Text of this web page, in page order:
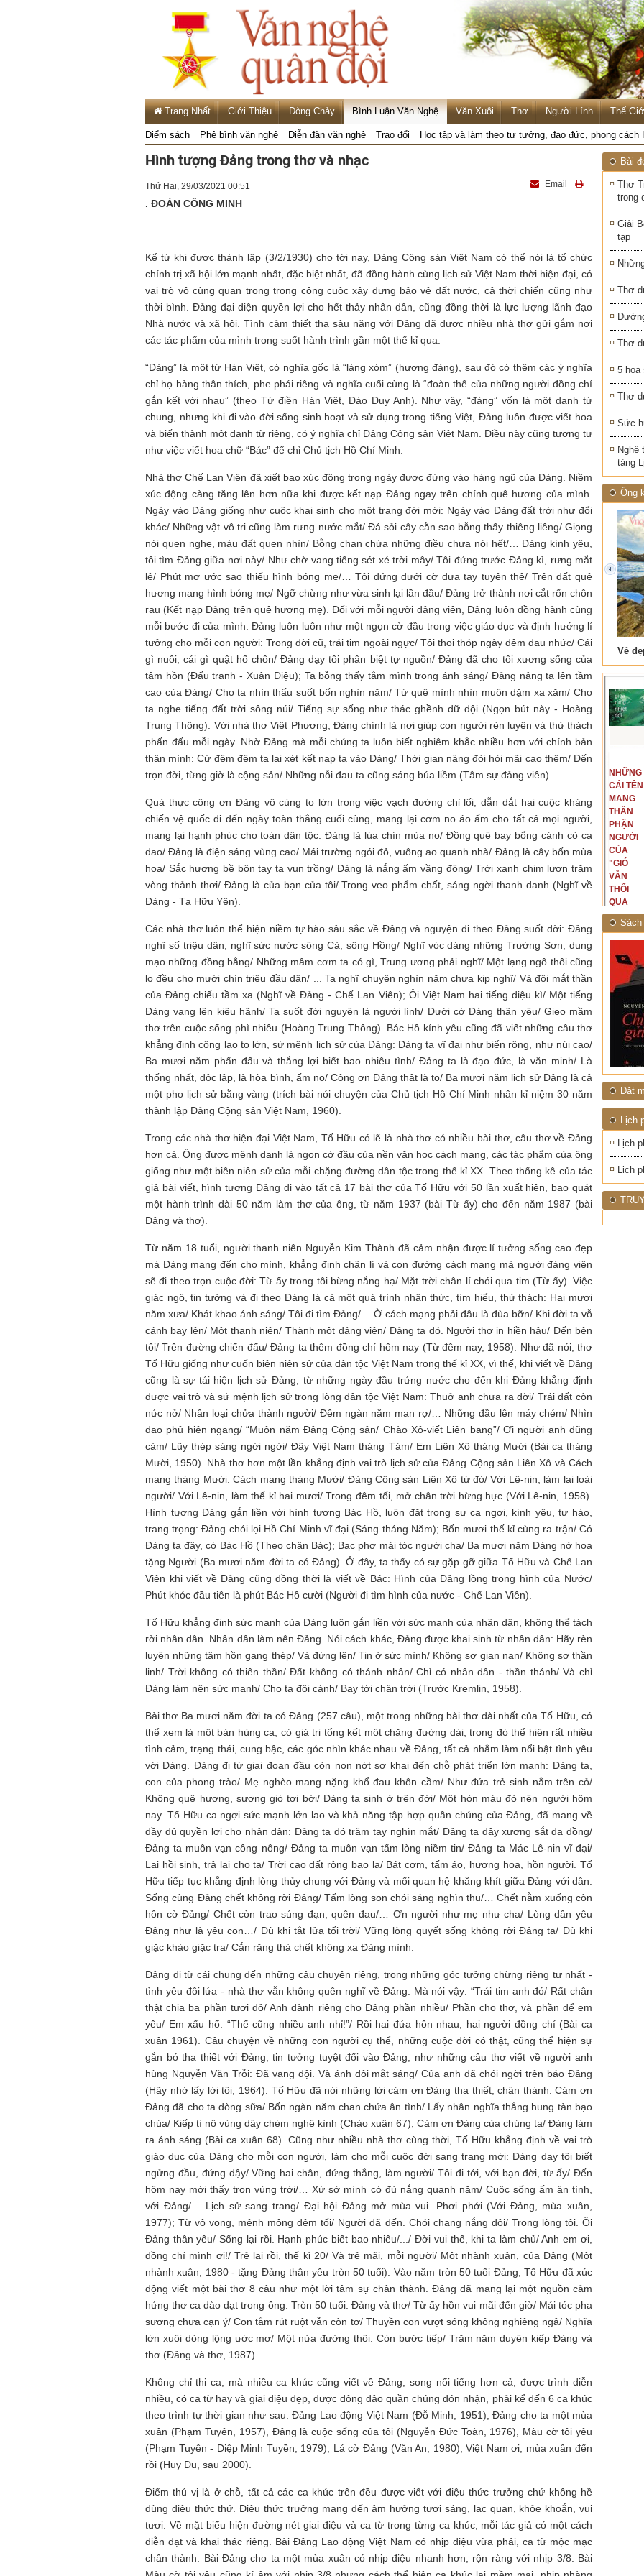
Trang Nhất Giới Thiệu Dòng Chảy Bình Luận Văn Nghệ Văn Xuôi Thơ Người Lính Thế
Điểm sách Phê bình văn nghệ Diễn đàn văn nghệ Trao đổi Học tập và làm theo tư tưởng, đạo đức, phong cách
Hình tượng Đảng trong thơ và nhạc
Thứ Hai, 29/03/2021 00:51 Email
. ĐOÀN CÔNG MINH
Kể từ khi được thành lập (3/2/1930) cho tới nay, Đảng Cộng sản Việt Nam có thể nói là tổ chức
chính trị xã hội lớn mạnh nhất, đặc biệt nhất, đã đồng hành cùng lịch sử Việt Nam thời hiện đại, có
vai trò vô cùng quan trọng trong công cuộc xây dựng bảo vệ đất nước, cả thời chiến cũng như
thời bình. Đảng đại diện quyền lợi cho hết thảy nhân dân, cũng đồng thời là lực lượng lãnh đạo
Nhà nước và xã hội. Tình cảm thiết tha sâu nặng với Đảng đã được nhiều nhà thơ gửi gắm nơi
các tác phẩm của mình trong suốt hành trình gần một thế kỉ qua.
“Đảng” là một từ Hán Việt, có nghĩa gốc là “làng xóm” (hương đảng), sau đó có thêm các ý nghĩa
chỉ họ hàng thân thích, phe phái riêng và nghĩa cuối cùng là “đoàn thể của những người đồng chí
gắn kết với nhau” (theo Từ điền Hán Việt, Đào Duy Anh). Như vậy, “đảng” vốn là một danh từ
chung, nhưng khi đi vào đời sống sinh hoạt và sử dụng trong tiếng Việt, Đảng luôn được viết hoa
và biến thành một danh từ riêng, có ý nghĩa chỉ Đảng Cộng sản Việt Nam. Điều này cũng tương tự
như việc viết hoa chữ “Bác” để chỉ Chủ tịch Hồ Chí Minh.
Nhà thơ Chế Lan Viên đã xiết bao xúc động trong ngày được đứng vào hàng ngũ của Đảng. Niềm
xúc động càng tăng lên hơn nữa khi được kết nạp Đảng ngay trên chính quê hương của mình.
Ngày vào Đảng giống như cuộc khai sinh cho một trang đời mới: Ngày vào Đảng đất trời như đổi
khác/ Những vật vô tri cũng làm rưng nước mắt/ Đá sỏi cây cằn sao bỗng thấy thiêng liêng/ Giọng
nói quen nghe, màu đất quen nhìn/ Bỗng chan chứa những điều chưa nói hết/… Đảng kính yêu,
tôi tìm Đảng giữa nơi này/ Như chờ vang tiếng sét xé trời mây/ Tôi đứng trước Đảng kì, rưng mắt
lệ/ Phút mơ ước sao thiếu hình bóng mẹ/… Tôi đứng dưới cờ đưa tay tuyên thệ/ Trên đất quê
hương mang hình bóng mẹ/ Ngỡ chừng như vừa sinh lại lần đầu/ Đảng trở thành nơi cắt rốn chôn
rau (Kết nạp Đảng trên quê hương mẹ). Đối với mỗi người đảng viên, Đảng luôn đồng hành cùng
mỗi bước đi của mình. Đảng luôn luôn như một ngọn cờ đầu trong việc giáo dục và định hướng lí
tưởng cho mỗi con người: Trong đời cũ, trái tim ngoài ngực/ Tôi thoi thóp ngày đêm đau nhức/ Cái
gì nuôi, cái gì quật hố chôn/ Đảng dạy tôi phân biệt tự nguồn/ Đảng đã cho tôi xương sống của
tâm hồn (Đấu tranh - Xuân Diệu); Ta bỗng thấy tắm mình trong ánh sáng/ Đảng nâng ta lên tầm
cao của Đảng/ Cho ta nhìn thấu suốt bốn nghìn năm/ Từ quê mình nhìn muôn dặm xa xăm/ Cho
ta nghe tiếng đất trời sông núi/ Tiếng sự sống như thác ghềnh dữ dội (Ngọn bút này - Hoàng
Trung Thông). Với nhà thơ Việt Phương, Đảng chính là nơi giúp con người rèn luyện và thử thách
phấn đấu mỗi ngày. Nhờ Đảng mà mỗi chúng ta luôn biết nghiêm khắc nhiều hơn với chính bản
thân mình: Cứ đêm đêm ta lại xét kết nạp ta vào Đảng/ Thời gian nâng đòi hỏi mãi cao thêm/ Đến
trọn đời, từng giờ là cộng sản/ Những nỗi đau ta cũng sáng búa liềm (Tâm sự đảng viên).
Quả thực công ơn Đảng vô cùng to lớn trong việc vạch đường chỉ lối, dẫn dắt hai cuộc kháng
chiến vệ quốc đi đến ngày toàn thắng cuối cùng, mang lại cơm no áo ấm cho tất cả mọi người,
mang lại hạnh phúc cho toàn dân tộc: Đảng là lúa chín mùa no/ Đồng quê bay bổng cánh cò ca
dao/ Đảng là điện sáng vùng cao/ Mái trường ngói đỏ, vuông ao quanh nhà/ Đảng là cây bốn mùa
hoa/ Sắc hương bề bộn tay ta vun trồng/ Đảng là nắng ấm vầng đông/ Trời xanh chim lượn trăm
vòng thảnh thơi/ Đảng là của bạn của tôi/ Trong veo phẩm chất, sáng ngời thanh danh (Nghĩ về
Đảng - Tạ Hữu Yên).
Các nhà thơ luôn thể hiện niềm tự hào sâu sắc về Đảng và nguyện đi theo Đảng suốt đời: Đảng
nghĩ số triệu dân, nghĩ sức nước sông Cả, sông Hồng/ Nghĩ vóc dáng những Trường Sơn, dung
mạo những đồng bằng/ Những mâm cơm ta có gì, Trung ương phải nghĩ/ Một lạng ngô thôi cũng
lo đều cho mười chín triệu đầu dân/ ... Ta nghĩ chuyện nghìn năm chưa kịp nghĩ/ Và đôi mắt thần
của Đảng chiếu tầm xa (Nghĩ về Đảng - Chế Lan Viên); Ôi Việt Nam hai tiếng diệu kì/ Một tiếng
Đảng vang lên kiêu hãnh/ Ta suốt đời nguyện là người lính/ Dưới cờ Đảng thân yêu/ Gieo mầm
thơ trên cuộc sống phì nhiêu (Hoàng Trung Thông). Bác Hồ kính yêu cũng đã viết những câu thơ
khẳng định công lao to lớn, sứ mệnh lịch sử của Đảng: Đảng ta vĩ đại như biển rộng, như núi cao/
Ba mươi năm phấn đấu và thắng lợi biết bao nhiêu tình/ Đảng ta là đạo đức, là văn minh/ Là
thống nhất, độc lập, là hòa bình, ấm no/ Công ơn Đảng thật là to/ Ba mươi năm lịch sử Đảng là cả
một pho lịch sử bằng vàng (trích bài nói chuyện của Chủ tịch Hồ Chí Minh nhân kỉ niệm 30 năm
thành lập Đảng Cộng sản Việt Nam, 1960).
Trong các nhà thơ hiện đại Việt Nam, Tố Hữu có lẽ là nhà thơ có nhiều bài thơ, câu thơ về Đảng
hơn cả. Ông được mệnh danh là ngọn cờ đầu của nền văn học cách mạng, các tác phẩm của ông
giống như một biên niên sử của mỗi chặng đường dân tộc trong thế kỉ XX. Theo thống kê của tác
giả bài viết, hình tượng Đảng đi vào tất cả 17 bài thơ của Tố Hữu với 50 lần xuất hiện, bao quát
một hành trình dài 50 năm làm thơ của ông, từ năm 1937 (bài Từ ấy) cho đến năm 1987 (bài
Đảng và thơ).
Từ năm 18 tuổi, người thanh niên Nguyễn Kim Thành đã cảm nhận được lí tưởng sống cao đẹp
mà Đảng mang đến cho mình, khẳng định chân lí và con đường cách mạng mà người đảng viên
sẽ đi theo trọn cuộc đời: Từ ấy trong tôi bừng nắng hạ/ Mặt trời chân lí chói qua tim (Từ ấy). Việc
giác ngộ, tin tưởng và đi theo Đảng là cả một quá trình nhận thức, tìm hiểu, thử thách: Hai mươi
năm xưa/ Khát khao ánh sáng/ Tôi đi tìm Đảng/… Ờ cách mạng phải đâu là đùa bỡn/ Khi đời ta vỗ
cánh bay lên/ Một thanh niên/ Thành một đảng viên/ Đảng ta đó. Người thợ in hiền hậu/ Đến bên
tôi/ Trên đường chiến đấu/ Đảng ta thêm đồng chí hôm nay (Từ đêm nay, 1958). Như đã nói, thơ
Tố Hữu giống như cuốn biên niên sử của dân tộc Việt Nam trong thế kỉ XX, vì thế, khi viết về Đảng
cũng là sự tái hiện lịch sử Đảng, từ những ngày đầu trứng nước cho đến khi Đảng khẳng định
được vai trò và sứ mệnh lịch sử trong lòng dân tộc Việt Nam: Thuở anh chưa ra đời/ Trái đất còn
nức nở/ Nhân loại chửa thành người/ Đêm ngàn năm man rợ/… Những đầu lên máy chém/ Nhìn
đao phủ hiên ngang/ “Muôn năm Đảng Cộng sản/ Chào Xô-viết Liên bang”/ Ơi người anh dũng
cảm/ Lũy thép sáng ngời ngời/ Đây Việt Nam tháng Tám/ Em Liên Xô tháng Mười (Bài ca tháng
Mười, 1950). Nhà thơ hơn một lần khẳng định vai trò lịch sử của Đảng Cộng sản Liên Xô và Cách
mạng tháng Mười: Cách mạng tháng Mười/ Đảng Cộng sản Liên Xô từ đó/ Với Lê-nin, làm lại loài
người/ Với Lê-nin, làm thế kỉ hai mươi/ Trong đêm tối, mở chân trời hừng hực (Với Lê-nin, 1958).
Hình tượng Đảng gắn liền với hình tượng Bác Hồ, luôn đặt trong sự ca ngợi, kính yêu, tự hào,
trang trọng: Đảng chói lọi Hồ Chí Minh vĩ đại (Sáng tháng Năm); Bốn mươi thế kỉ cùng ra trận/ Có
Đảng ta đây, có Bác Hồ (Theo chân Bác); Bạc phơ mái tóc người cha/ Ba mươi năm Đảng nở hoa
tặng Người (Ba mươi năm đời ta có Đảng). Ở đây, ta thấy có sự gặp gỡ giữa Tố Hữu và Chế Lan
Viên khi viết về Đảng cũng đồng thời là viết về Bác: Hình của Đảng lồng trong hình của Nước/
Phút khóc đầu tiên là phút Bác Hồ cười (Người đi tìm hình của nước - Chế Lan Viên).
Tố Hữu khẳng định sức mạnh của Đảng luôn gắn liền với sức mạnh của nhân dân, không thể tách
rời nhân dân. Nhân dân làm nên Đảng. Nói cách khác, Đảng được khai sinh từ nhân dân: Hãy rèn
luyện những tâm hồn gang thép/ Và đứng lên/ Tin ở sức mình/ Không sợ gian nan/ Không sợ thần
linh/ Trời không có thiên thần/ Đất không có thánh nhân/ Chỉ có nhân dân - thần thánh/ Và chỉ
Đảng làm nên sức mạnh/ Cho ta đôi cánh/ Bay tới chân trời (Trước Kremlin, 1958).
Bài thơ Ba mươi năm đời ta có Đảng (257 câu), một trong những bài thơ dài nhất của Tố Hữu, có
thể xem là một bản hùng ca, có giá trị tổng kết một chặng đường dài, trong đó thể hiện rất nhiều
tình cảm, trạng thái, cung bậc, các góc nhìn khác nhau về Đảng, tất cả nhằm làm nổi bật tình yêu
với Đảng. Đảng đi từ giai đoạn đầu còn non nớt sơ khai đến chỗ phát triển lớn mạnh: Đảng ta,
con của phong trào/ Mẹ nghèo mang nặng khổ đau khôn cầm/ Như đứa trẻ sinh nằm trên cỏ/
Không quê hương, sương gió tơi bời/ Đảng ta sinh ở trên đời/ Một hòn máu đỏ nên người hôm
nay. Tố Hữu ca ngợi sức mạnh lớn lao và khả năng tập hợp quần chúng của Đảng, đã mang về
đầy đủ quyền lợi cho nhân dân: Đảng ta đó trăm tay nghìn mắt/ Đảng ta đây xương sắt da đồng/
Đảng ta muôn vạn công nông/ Đảng ta muôn vạn tấm lòng niềm tin/ Đảng ta Mác Lê-nin vĩ đại/
Lại hồi sinh, trả lại cho ta/ Trời cao đất rộng bao la/ Bát cơm, tấm áo, hương hoa, hồn người. Tố
Hữu tiếp tục khẳng định lòng thủy chung với Đảng và mối quan hệ khăng khít giữa Đảng với dân:
Sống cùng Đảng chết không rời Đảng/ Tấm lòng son chói sáng nghìn thu/… Chết nằm xuống còn
hôn cờ Đảng/ Chết còn trao súng đạn, quên đau/… Ơn người như mẹ như cha/ Lòng dân yêu
Đảng như là yêu con…/ Dù khi tắt lửa tối trời/ Vững lòng quyết sống không rời Đảng ta/ Dù khi
giặc khảo giặc tra/ Cắn răng thà chết không xa Đảng mình.
Đảng đi từ cái chung đến những câu chuyện riêng, trong những góc tưởng chừng riêng tư nhất -
tình yêu đôi lứa - nhà thơ vẫn không quên nghĩ về Đảng: Mà nói vậy: “Trái tim anh đó/ Rất chân
thật chia ba phần tươi đỏ/ Anh dành riêng cho Đảng phần nhiều/ Phần cho thơ, và phần để em
yêu/ Em xấu hổ: “Thế cũng nhiều anh nhỉ!”/ Rồi hai đứa hôn nhau, hai người đồng chí (Bài ca
xuân 1961). Câu chuyện về những con người cụ thể, những cuộc đời có thật, cũng thể hiện sự
gắn bó tha thiết với Đảng, tin tưởng tuyệt đối vào Đảng, như những câu thơ viết về người anh
hùng Nguyễn Văn Trỗi: Đã vang dội. Và ánh đôi mắt sáng/ Của anh đã chói ngời trên báo Đảng
(Hãy nhớ lấy lời tôi, 1964). Tố Hữu đã nói những lời cám ơn Đảng tha thiết, chân thành: Cám ơn
Đảng đã cho ta dòng sữa/ Bốn ngàn năm chan chứa ân tình/ Lấy nhân nghĩa thắng hung tàn bạo
chúa/ Kiếp tì nô vùng dậy chém nghê kình (Chào xuân 67); Cảm ơn Đảng của chúng ta/ Đảng làm
ra ánh sáng (Bài ca xuân 68). Cũng như nhiều nhà thơ cùng thời, Tố Hữu khẳng định về vai trò
giáo dục của Đảng cho mỗi con người, làm cho mỗi cuộc đời sang trang mới: Đảng dạy tôi biết
ngửng đầu, đứng dậy/ Vững hai chân, đứng thẳng, làm người/ Tôi đi tới, với bạn đời, từ ấy/ Đến
hôm nay mới thấy trọn vùng trời/… Xứ sở mình có đủ nắng quanh năm/ Cuộc sống ấm ân tình,
với Đảng/… Lịch sử sang trang/ Đại hội Đảng mở mùa vui. Phơi phới (Với Đảng, mùa xuân,
1977); Từ vô vọng, mênh mông đêm tối/ Người đã đến. Chói chang nắng dội/ Trong lòng tôi. Ôi
Đảng thân yêu/ Sống lại rồi. Hạnh phúc biết bao nhiêu/.../ Đời vui thế, khi ta làm chủ/ Anh em ơi,
đồng chí mình ơi!/ Trẻ lại rồi, thế kỉ 20/ Và trẻ mãi, mỗi người/ Một nhành xuân, của Đảng (Một
nhành xuân, 1980 - tặng Đảng thân yêu tròn 50 tuổi). Vào năm tròn 50 tuổi Đảng, Tố Hữu đã xúc
động viết một bài thơ 8 câu như một lời tâm sự chân thành. Đảng đã mang lại một nguồn cảm
hứng thơ ca dào dạt trong ông: Tròn 50 tuổi: Đảng và thơ/ Từ ấy hồn vui mãi đến giờ/ Mái tóc pha
sương chưa cạn ý/ Con tằm rút ruột vẫn còn tơ/ Thuyền con vượt sóng không nghiêng ngả/ Nghĩa
lớn xuôi dòng lộng ước mơ/ Một nửa đường thôi. Còn bước tiếp/ Trăm năm duyên kiếp Đảng và
thơ (Đảng và thơ, 1987).
Không chỉ thi ca, mà nhiều ca khúc cũng viết về Đảng, song nổi tiếng hơn cả, được trình diễn
nhiều, có ca từ hay và giai điệu đẹp, được đông đảo quần chúng đón nhận, phải kể đến 6 ca khúc
theo trình tự thời gian như sau: Đảng Lao động Việt Nam (Đỗ Minh, 1951), Đảng cho ta một mùa
xuân (Phạm Tuyên, 1957), Đảng là cuộc sống của tôi (Nguyễn Đức Toàn, 1976), Màu cờ tôi yêu
(Phạm Tuyên - Diệp Minh Tuyền, 1979), Lá cờ Đảng (Văn An, 1980), Việt Nam ơi, mùa xuân đến
rồi (Huy Du, sau 2000).
Điểm thú vị là ở chỗ, tất cả các ca khúc trên đều được viết với điệu thức trưởng chứ không hề
dùng điệu thức thứ. Điệu thức trưởng mang đến âm hưởng tươi sáng, lạc quan, khỏe khoắn, vui
tươi. Về mặt biểu hiện đường nét giai điệu và ca từ trong từng ca khúc, mỗi tác giả có một cách
diễn đạt và khai thác riêng. Bài Đảng Lao động Việt Nam có nhịp điệu vừa phải, ca từ mộc mạc
chân thành. Bài Đảng cho ta một mùa xuân có nhịp điệu nhanh hơn, rộn ràng với nhịp 3/8. Bài
Bài
Thơ
trong
Giải
tạp
Thơ
Thơ
5 hoạ
Thơ
Sức
Nghệ
tàng
Ống
Mùa xanh Tam Cốc Lẫm liệt Hải Vân quan
prev
NHỮNG
TÔI GẶP,
CHUYỆN
TÔI VIẾT
Tôi từng hình dung viết văn là
công việc của sự hư cấu, một
trí tưởng tượng, nơi nhà văn tự
do tạo hình mọi thứ theo ý mình...
(TRẦN THỊ TÚ NGỌC)
NGUYÊN
CỦA TÔI
NHỮNG
NGƯỜI
ĐÃ PHẤT
CAO CỜ
HỒNG
THÁNG
1945
Là người đi dọc biên giới phía
Bắc, tôi có thế mạnh khi hình
đoạn lịch sử đó... (PHẠM VÂN
ANH)
NHỮNG
CÁI TÊN
MANG
THÂN
PHẬN
NGƯỜI
CỦA
"GIÓ
VẪN
THỔI
QUA
RỪNG
NHIỆT
ĐỚI"
Đặt
Lịch
Lịch
Lịch